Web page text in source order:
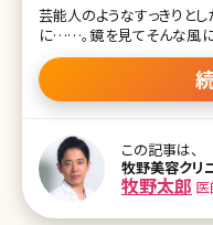
芸能人のようなすっきりと
に……。鏡を見てそんな風
でも特に目立ちやすいパー
ないでしょうか。とはいえ
気はないという方が大半で
介していきたいと思います。 1.鼻をすっきり高く見せる!ヒアルロン酸
注射の効果とは 1-1.鼻への
鼻に入れるヒアルロン酸の
腫れや痛み、ダウンタイム
ヒアルロン酸注射を受ける
この記事は、
牧野美容クリ
牧野太郎